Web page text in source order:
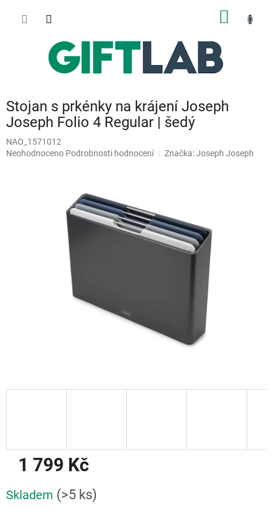
Stojan s prkénky na krájení Joseph
Joseph Folio 4 Regular | šedý
NAO_1571012
Průměrné
Neohodnoceno Podrobnosti hodnocení Značka:Joseph Joseph
1 799 Kč
cena:
Skladem (>5 ks)